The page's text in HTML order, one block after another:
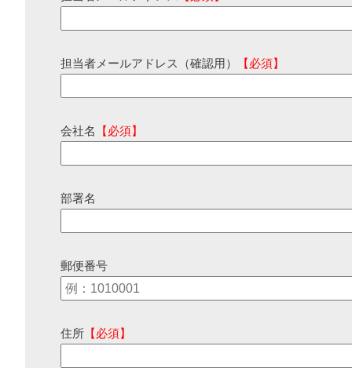
担当者メールアドレス（確認用） 【必須】
会社名 【必須】
部署名
郵便番号
住所 【必須】